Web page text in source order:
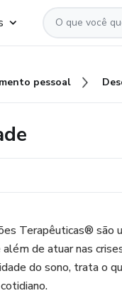
pessoal
Terapêuticas® são
de atuar nas
do sono, trata o